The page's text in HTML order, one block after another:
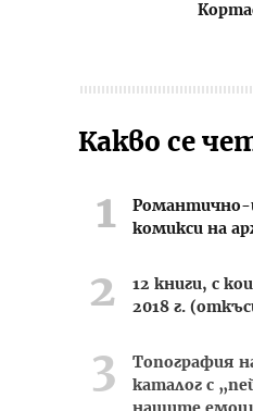
Какво се
комикси на
12 книги, с
2018 г.
Топография
каталог с